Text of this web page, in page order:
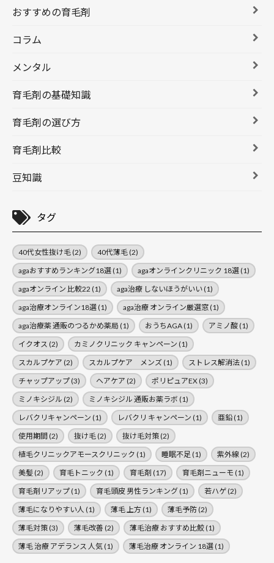
おすすめの育毛剤
コラム
メンタル
育毛剤の基礎知識
育毛剤の選び方
育毛剤比較
豆知識
タグ
40代女性抜け毛(2) 40代薄毛(2)
agaおすすめランキング18選(1) agaオンラインクリニック 18選(1)
agaオンライン 比較22 (1) aga治療 しないほうがいい(1)
aga治療オンライン18選(1) aga治療 オンライン厳選窓(1)
aga治療薬 通販のつるかめ薬局 (1) おうちAGA(1) アミノ酸(1)
イクオス (2) カミノクリニック キャンペーン (1)
スカルプケア (2) スカルプケア メンズ(1) ストレス解消法(1)
チャップアップ(3) ヘアケア (2) ポリピュアEX(3)
ミノキシジル (2) ミノキシジル 通販お薬ラボ (1)
レバクリキャンペーン (1) レバクリ キャンペーン (1) 亜鉛(1)
使用期間 (2) 抜け毛(2) 抜け毛対策(2)
植毛クリニックアモースクリニック (1) 睡眠不足 (1) 紫外線(2)
美髪(2) 育毛トニック (1) 育毛剤 (17) 育毛剤ニューモ (1)
育毛剤リアップ(1) 育毛頭皮 男性ランキング(1) 若ハゲ(2)
薄毛になりやすい人 (1) 薄毛 上方(1) 薄毛予防(2)
薄毛対策(3) 薄毛改善 (2) 薄毛治療 おすすめ比鮫(1)
薄毛 治療 アデランス 人気(1) 薄毛治療 オンライン 18選(1)